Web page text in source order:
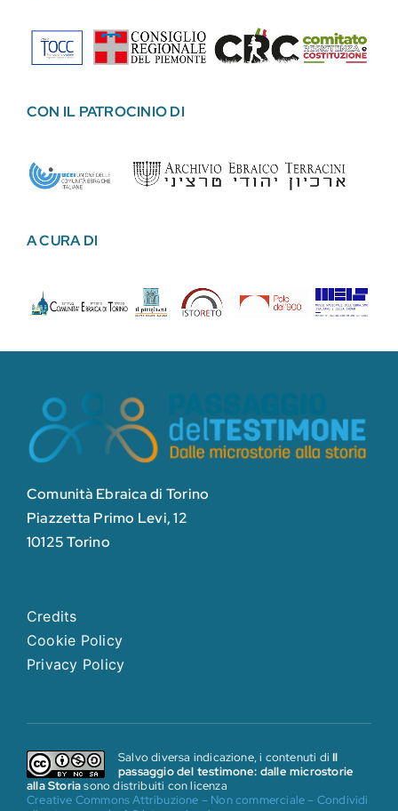
CON IL PATROCINIO DI
A CURA DI
Comunità Ebraica di Torino
Piazzetta Primo Levi, 12
10125 Torino
Credits
Cookie Policy
Privacy Policy
Salvo diversa indicazione, i contenuti diIl
passaggio del testimone: dalle microstorie
alla Storiasono distribuiti con licenza
Creative Commons Attribuzione – Non commerciale – Condividi